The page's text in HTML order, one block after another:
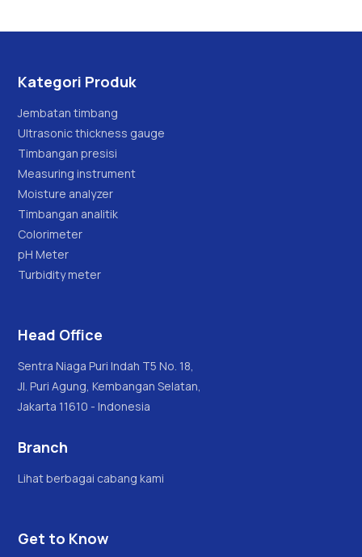
Kategori Produk
Jembatan timbang
Ultrasonic thickness gauge
Timbangan presisi
Measuring instrument
Moisture analyzer
Timbangan analitik
Colorimeter
pH Meter
Turbidity meter
Head Office
Sentra Niaga Puri Indah T5 No. 18,
Jl. Puri Agung, Kembangan Selatan,
Jakarta 11610 - Indonesia
Branch
Lihat berbagai cabang kami
Get to Know